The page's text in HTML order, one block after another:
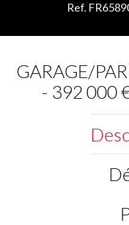
Ref.
GARAGE/
- 392 000